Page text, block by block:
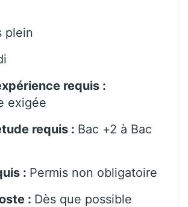
plein
requis :
exigée
requis : Bac +2 à Bac
: Permis non obligatoire
: Dès que possible